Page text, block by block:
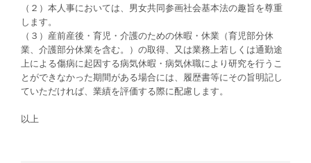
（２）本人事においては、男女共同参画社会基本法の趣旨を尊重
します。
（３）産前産後・育児・介護のための休暇・休業（育児部分休
業、介護部分休業を含む。）の取得、又は業務上若しくは通勤途
上による傷病に起因する病気休暇・病気休職により研究を行うこ
とができなかった期間がある場合には、履歴書等にその旨明記し
ていただければ、業績を評価する際に配慮します。
以上